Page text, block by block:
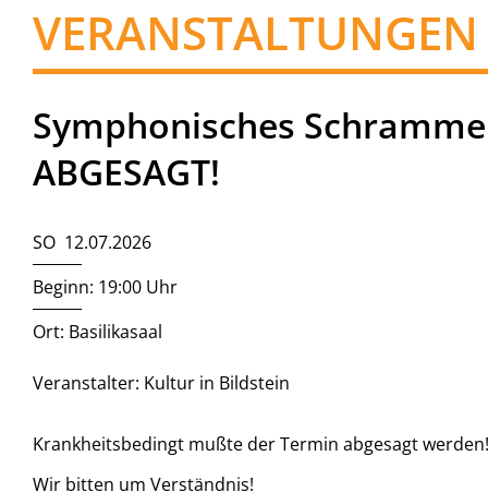
VERANSTALTUNGEN
Symphonisches
ABGESAGT!
SO 12.07.2026
Beginn: 19:00 Uhr
Ort: Basilikasaal
Veranstalter: Kultur in Bildstein
Krankheitsbedingt mußte der Termin abgesagt
Wir bitten um Verständnis!